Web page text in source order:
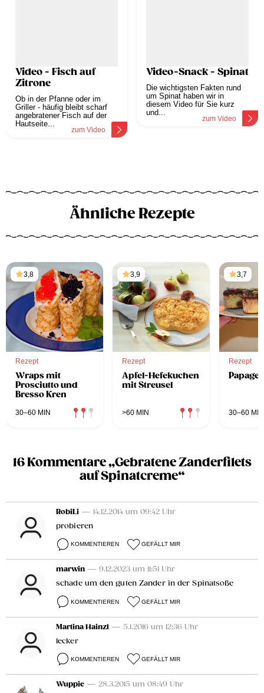
Video - Fisch auf
Zitrone
Ob in der Pfanne oder im
Griller - häufig bleibt scharf
angebratener Fisch auf der
Hautseite...
zum Video
Video-Snack - Spinat
Die wichtigsten Fakten rund
um Spinat haben wir in
diesem Video für Sie kurz
und...
zum Video
Ähnliche Rezepte
3,8
Rezept
Wraps mit
Prosciutto und
Bresso Kren
30–60 MIN
3,9
Rezept
Apfel-Hefekuchen
mit Streusel
>60 MIN
3,7
Rezept
30–60 MIN
16 Kommentare „Gebratene Zanderfilets
auf Spinatcreme“
RobiLi — 14.12.2014 um 09:42 Uhr
probieren
KOMMENTIEREN GEFÄLLT MIR
marwin — 9.12.2023 um 11:51 Uhr
schade um den guten Zander in der Spinatsoße
KOMMENTIEREN GEFÄLLT MIR
Martina Hainzl — 5.1.2016 um 12:36 Uhr
lecker
KOMMENTIEREN GEFÄLLT MIR
Wuppie — 28.3.2015 um 08:49 Uhr